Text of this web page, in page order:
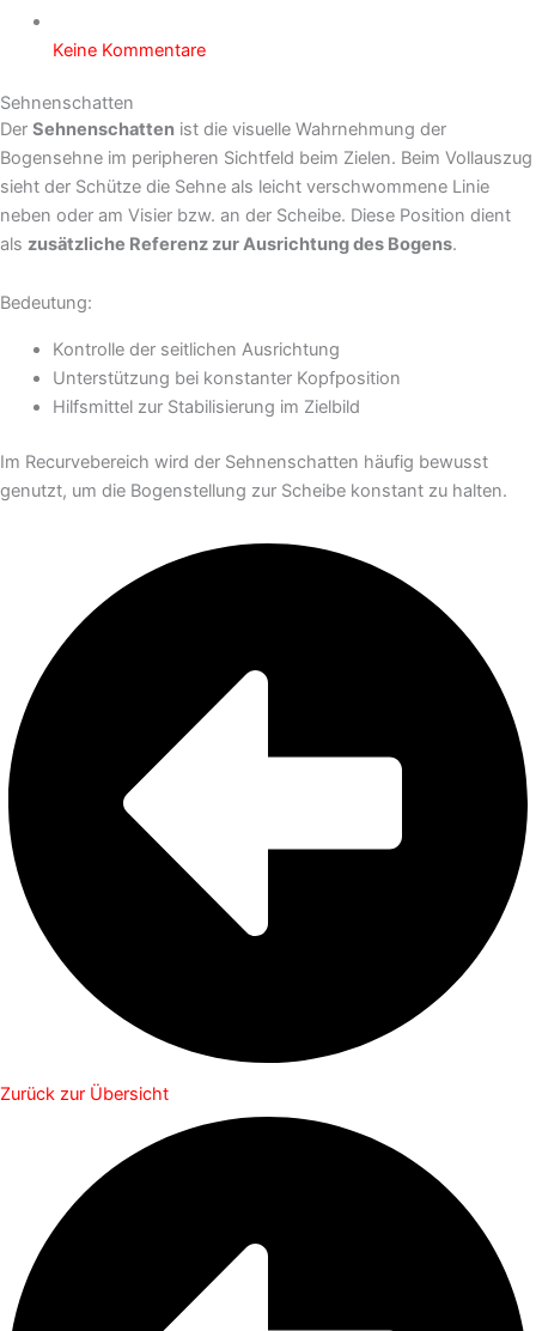
Keine Kommentare
Sehnenschatten
Der Sehnenschatten ist die visuelle Wahrnehmung der
Bogensehne im peripheren Sichtfeld beim Zielen. Beim Vollauszug
sieht der Schütze die Sehne als leicht verschwommene Linie
neben oder am Visier bzw. an der Scheibe. Diese Position dient
als zusätzliche Referenz zur Ausrichtung des Bogens.
Bedeutung:
Kontrolle der seitlichen Ausrichtung
Unterstützung bei konstanter Kopfposition
Hilfsmittel zur Stabilisierung im Zielbild
Im Recurvebereich wird der Sehnenschatten häufig bewusst
genutzt, um die Bogenstellung zur Scheibe konstant zu halten.
Zurück zur Übersicht